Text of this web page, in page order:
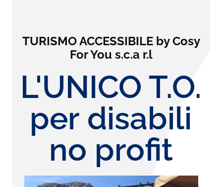
TURISMO ACCESSIBILE by Cosy
For You s.c.a r.l
L'UNICO T.O.
per disabili
no profit